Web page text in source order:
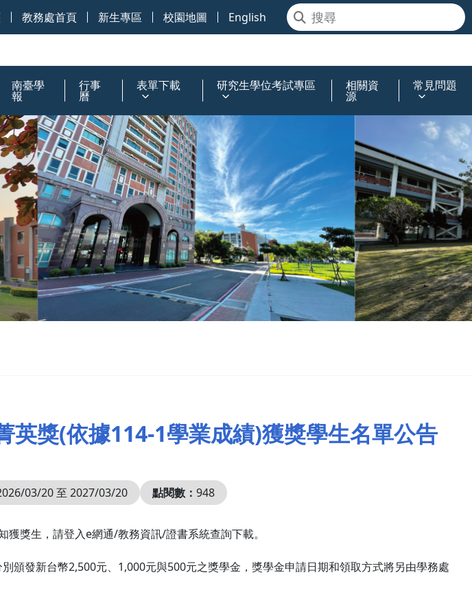
教務處首頁 新生專區 校園地圖 English
南臺學
報
行事
曆
表單下載 研究生學位考試專區 相關資
源
常見問題
英獎(依據114-1學業成績)獲獎學生名單公告
03/20 至 2027/03/20 點閱數： 948
獎生，請登入e網通/教務資訊/證書系統查詢下載。
頒發新台幣2,500元、1,000元與500元之獎學金，獎學金申請日期和領取方式將另由學務處